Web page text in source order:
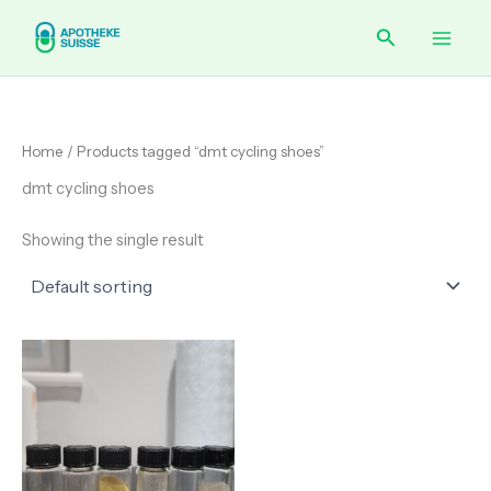
content
Search
Home / Products tagged “dmt cycling shoes”
dmt cycling shoes
Showing the single result
Price
range:
€ 150.00